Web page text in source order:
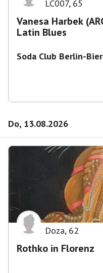
LC007, 65
Vanesa Harbek
Latin Blues
Soda Club Berlin-
Do, 13.08.2026
Doza, 62
Rothko in Florenz